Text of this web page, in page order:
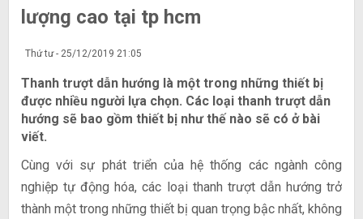
lượng cao tại tp hcm
Thứ tư - 25/12/2019 21:05
Thanh trượt dẫn hướng là một trong những thiết bị
được nhiều người lựa chọn. Các loại thanh trượt dẫn
hướng sẽ bao gồm thiết bị như thế nào sẽ có ở bài
viết.
Cùng với sự phát triển của hệ thống các ngành công
nghiệp tự động hóa, các loại thanh trượt dẫn hướng trở
thành một trong những thiết bị quan trọng bậc nhất, không